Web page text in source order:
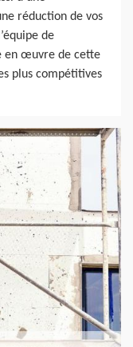
réduction de vos
de
en œuvre de cette
plus compétitives